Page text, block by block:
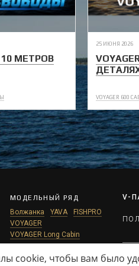
10 МЕТРОВ
25 ИЮНЯ 2026
VOYAGER 600
МОДЕЛЬНЫЙ РЯД
Волжанка
YAVA
FISHPRO
VOYAGER
VOYAGER Long Cabin
V-
cookie, чтобы вам было